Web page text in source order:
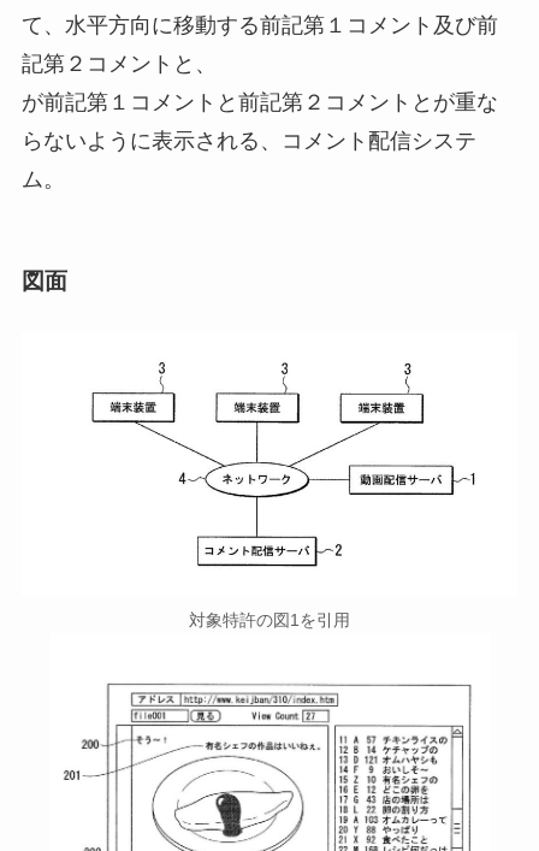
て、水平方向に移動する前記第１コメント及び前
記第２コメントと、
が前記第１コメントと前記第２コメントとが重な
らないように表示される、コメント配信システ
ム。
図面
対象特許の図1を引用